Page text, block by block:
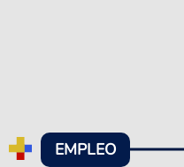
EMPLEO